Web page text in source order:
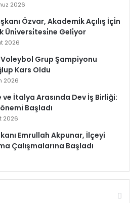
2026
Özvar, Akademi̇k Açılış İçi̇n
Üni̇versi̇tesi̇ne Geli̇yor
2026
Grup Şampiyonu
Kars Oldu
2026
ve İtalya Arasında Dev İş Birliği:
Başladı
2026
Emrullah Akpunar, İlçeyi
Çalışmalarına Başladı